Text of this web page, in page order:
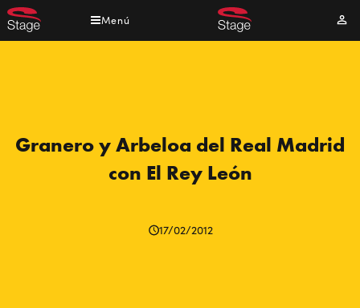
Pasar
al
Menú
Mi
Granero y Arbeloa del Real Madrid
con El Rey León
17/02/2012